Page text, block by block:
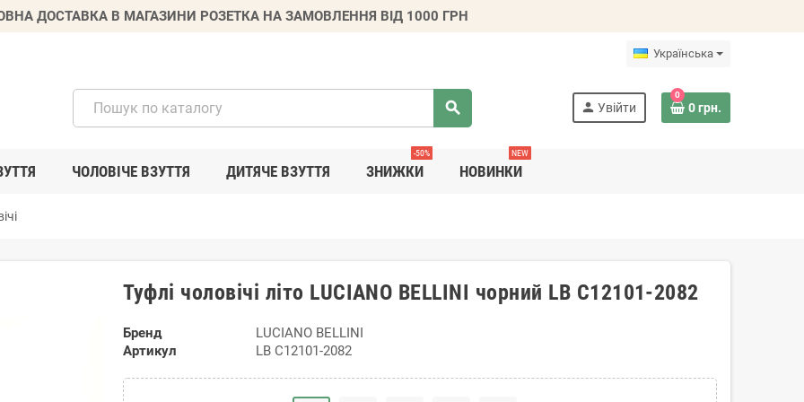
ДОСТАВКА В МАГАЗИНИ РОЗЕТКА НА ЗАМОВЛЕННЯ ВІД 1000 ГРН
Українська
search person Увійти
0
0 грн.
ЧОЛОВІЧЕ ВЗУТТЯ ДИТЯЧЕ ВЗУТТЯ ЗНИЖКИ
-50%
НОВИНКИ
NEW
Туфлі чоловічі літо LUCIANO BELLINI чорний LB C12101-2082
Бренд
LUCIANO BELLINI
Артикул
LB C12101-2082